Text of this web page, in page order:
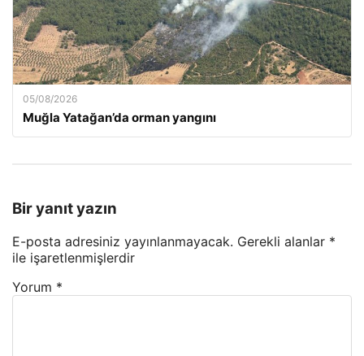
05/08/2026
Muğla Yatağan’da orman yangını
Bir yanıt yazın
E-posta adresiniz yayınlanmayacak. Gerekli alanlar *
ile işaretlenmişlerdir
Yorum *